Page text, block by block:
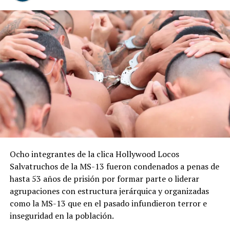
Rosales, de 56 años y hermano de un agente de la Policía
Nacional Civil (PNC), quien fue asesinado el 16 de
octubre de 2017 en el cantón Sincuyo, distrito de
Tacuba, Ahuachapán Centro. Según la resolución, la
víctima fue atacada con armas de fuego y machetes.
También se comprobó la participación de los
condenados en el homicidio agravado del soldado de la
Fuerza Naval José Alfredo Ascencio de la Cruz, ocurrido
el 22 de septiembre de 2017 en una vereda de la finca
San Martín, en el caserío El Arenal, distrito de Tacuba.
Los demás integrantes de la estructura criminal, entre
ellos chequeos, observadores y colaboradores, recibieron
condenas que oscilan entre los 35 y 95 años de prisión,
de acuerdo con su grado de participación en los
distintos hechos.
Ocho integrantes de la clica Hollywood Locos
Salvatruchos de la MS-13 fueron condenados a penas de
hasta 53 años de prisión por formar parte o liderar
agrupaciones con estructura jerárquica y organizadas
como la MS-13 que en el pasado infundieron terror e
inseguridad en la población.